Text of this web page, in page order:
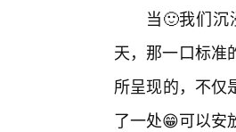
当🙂我们
天，那一口标准
所呈现的，不仅
了一处😁可以安